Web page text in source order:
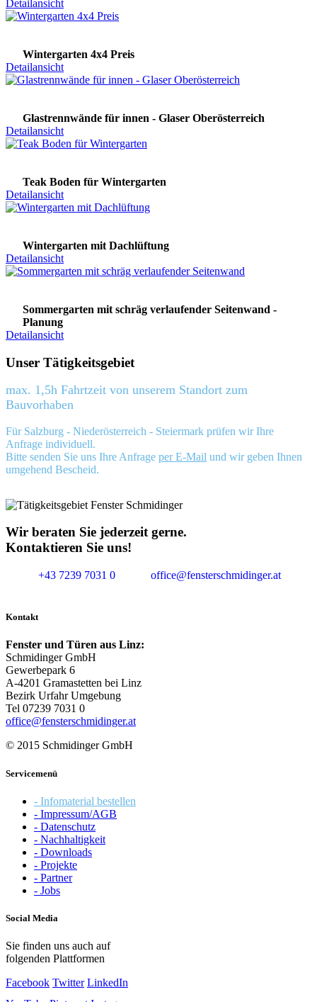
Detailansicht
Wintergarten 4x4 Preis
Detailansicht
Glastrennwände für innen - Glaser Oberösterreich
Detailansicht
Teak Boden für Wintergarten
Detailansicht
Wintergarten mit Dachlüftung
Detailansicht
Sommergarten mit schräg verlaufender Seitenwand -
Planung
Detailansicht
Unser Tätigkeitsgebiet
max. 1,5h Fahrtzeit von unserem Standort zum
Bauvorhaben
Für Salzburg - Niederösterreich - Steiermark prüfen wir Ihre
Anfrage individuell.
Bitte senden Sie uns Ihre Anfrage per E-Mail und wir geben Ihnen
umgehend Bescheid.
Wir beraten Sie jederzeit gerne.
Kontaktieren Sie uns!
+43 7239 7031 0 office@fensterschmidinger.at
Kontakt
Fenster und Türen aus Linz:
Schmidinger GmbH
Gewerbepark 6
A-4201 Gramastetten bei Linz
Bezirk Urfahr Umgebung
Tel 07239 7031 0
office@fensterschmidinger.at
© 2015 Schmidinger GmbH
Servicemenü
- Infomaterial bestellen
- Impressum/AGB
- Datenschutz
- Nachhaltigkeit
- Downloads
- Projekte
- Partner
- Jobs
Social Media
Sie finden uns auch auf
folgenden Plattformen
Facebook Twitter LinkedIn